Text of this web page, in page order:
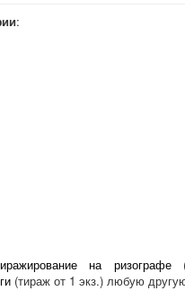
:
на ризографе
(тираж от 1 экз.) любую